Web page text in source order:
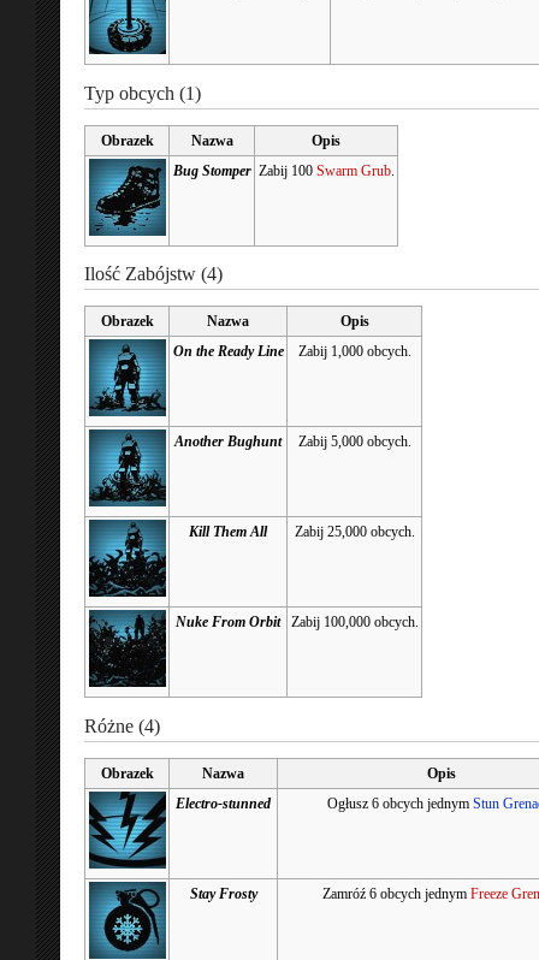
Typ obcych (1)
Obrazek Nazwa
Opis
Bug Stomper Zabij 100 Swarm Grub.
Ilość Zabójstw (4)
Obrazek Nazwa
Opis
On the Ready Line
Zabij 1,000 obcych.
Another Bughunt Zabij 5,000 obcych.
Kill Them All Zabij 25,000 obcych.
Nuke From Orbit Zabij 100,000 obcych.
Różne (4)
Obrazek Nazwa
Opis
Electro-stunned
Ogłusz 6 obcych jednym Stun
Stay Frosty Zamróź 6 obcych jednym Freeze